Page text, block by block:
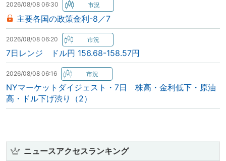
2026/08/08 06:30
主要各国の政策金利-8／7
2026/08/08 06:20
7日レンジ ドル円 156.68-158.57円
2026/08/08 06:16
NYマーケットダイジェスト・7日 株高・金利低下・原油
高・ドル下げ渋り（2）
ニュースアクセスランキング